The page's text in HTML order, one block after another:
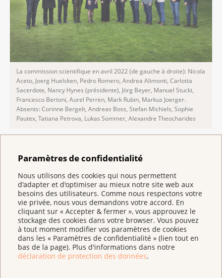
Paramètres de confidentialité
Nous utilisons des cookies qui nous permettent
d'adapter et d'optimiser au mieux notre site web aux
besoins des utilisateurs. Comme nous respectons votre
vie privée, nous vous demandons votre accord. En
cliquant sur « Accepter & fermer », vous approuvez le
stockage des cookies dans votre browser. Vous pouvez
à tout moment modifier vos paramètres de cookies
dans les « Paramètres de confidentialité » (lien tout en
bas de la page). Plus d'informations dans notre
déclaration de protection des données.
La commission scientifique en avril 2022 (de gauche à droite): Nicola
Aceto, Joerg Huelsken, Pedro Romero, Andrea Alimonti, Carlotta
Sacerdote, Nancy Hynes (présidente), Jörg Beyer, Manuel Stucki,
Francesco Bertoni, Aurel Perren, Mark Rubin, Markus Joerger.
Absents: Corinne Bergelt, Andreas Boss, Stefan Michiels, Sophie
Pautex, Tatiana Petrova, Lukas Sommer, Alexandre Theocharides
Les membres
La Commission scientifique se compose
d’éminents experts de la recherche sur le
cancer et de la médecine. Nommés pour
trois ans, les membres de la Commission
scientifique peuvent être réélus à deux
reprises.
Critères d’évaluation
LaCommission scientifiqueévalue la qualité
scientifique des demandes de subsides à l’aune des
critères suivants :
Pertinence pour le cancer : le projet contribue-t-il